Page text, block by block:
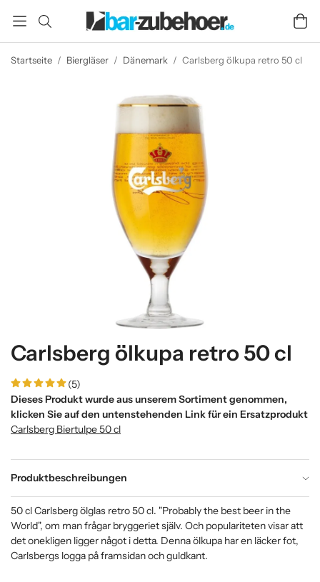
Startseite / Biergläser / Dänemark / Carlsberg ölkupa retro 50 cl
Carlsberg ölkupa retro 50 cl
(5)
Dieses Produkt wurde aus unserem Sortiment genommen,
klicken Sie auf den untenstehenden Link für ein Ersatzprodukt
Carlsberg Biertulpe 50 cl
Produktbeschreibungen
50 cl Carlsberg ölglas retro 50 cl. "Probably the best beer in the
World", om man frågar bryggeriet själv. Och populariteten visar att
det onekligen ligger något i detta. Denna ölkupa har en läcker fot,
Carlsbergs logga på framsidan och guldkant.